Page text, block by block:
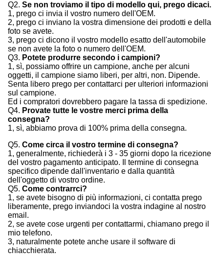
Q2. Se non troviamo il tipo di modello qui, prego dicaci.
1, prego ci invia il vostro numero dell'OEM.
2, prego ci inviano la vostra dimensione dei prodotti e della
foto se avete.
3, prego ci dicono il vostro modello esatto dell'automobile
se non avete la foto o numero dell'OEM.
Q3. Potete produrre secondo i campioni?
1, sì, possiamo offrire un campione, anche per alcuni
oggetti, il campione siamo liberi, per altri, non. Dipende.
Senta libero prego per contattarci per ulteriori informazioni
sul campione.
Ed i compratori dovrebbero pagare la tassa di spedizione.
Q4. Provate tutte le vostre merci prima della
consegna?
1, sì, abbiamo prova di 100% prima della consegna.
Q5. Come circa il vostro termine di consegna?
1, generalmente, richiederà i 3 - 35 giorni dopo la ricezione
del vostro pagamento anticipato. Il termine di consegna
specifico dipende dall'inventario e dalla quantità
dell'oggetto di vostro ordine.
Q5. Come contrarrci?
1, se avete bisogno di più informazioni, ci contatta prego
liberamente, prego inviandoci la vostra indagine al nostro
email.
2, se avete cose urgenti per contattarmi, chiamano prego il
mio telefono.
3, naturalmente potete anche usare il software di
chiacchierata.